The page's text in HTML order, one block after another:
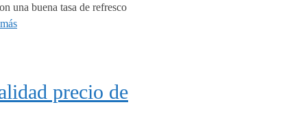
una buena tasa de refresco
precio de